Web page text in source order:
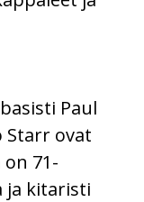
Paul
Starr ovat
on 71-
ja kitaristi